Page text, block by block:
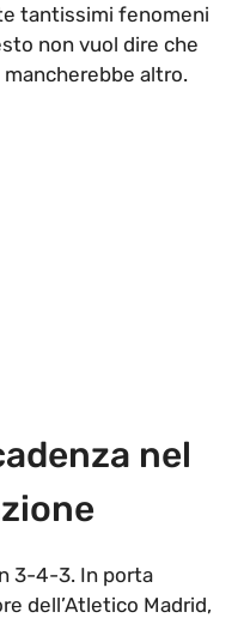
tantissimi fenomeni
non vuol dire che
altro.
nel
3-4-3. In porta
dell’Atletico Madrid,